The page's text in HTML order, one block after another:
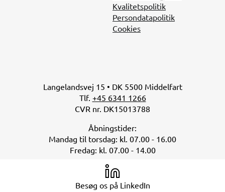
Kvalitetspolitik
Persondatapolitik
Cookies
Langelandsvej 15 • DK 5500 Middelfart
Tlf. +45 6341 1266
CVR nr. DK15013788
Åbningstider:
Mandag til torsdag: kl. 07.00 - 16.00
Fredag: kl. 07.00 - 14.00
Besøg os på LinkedIn